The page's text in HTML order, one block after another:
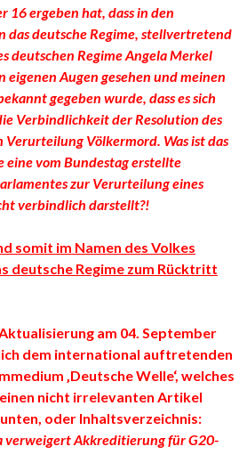
16 ergeben hat, dass in den
das deutsche Regime, stellvertretend
deutschen Regime Angela Merkel
eigenen Augen gesehen und meinen
gegeben wurde, dass es sich
Verbindlichkeit der Resolution des
Völkermord. Was ist das
eine vom Bundestag erstellte
zur Verurteilung eines
verbindlich darstellt?!
somit im Namen des Volkes
deutsche Regime zum Rücktritt
am 04. September
dem international auftretenden
‚Deutsche Welle‘, welches
nicht irrelevanten Artikel
oder Inhaltsverzeichnis:
verweigert Akkreditierung für G20-